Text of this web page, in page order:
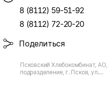
8 (8112) 59-51-92
8 (8112) 72-20-20
Поделиться
Псковский Хлебокомбинат, АО,
подразделение, г. Псков, ул.